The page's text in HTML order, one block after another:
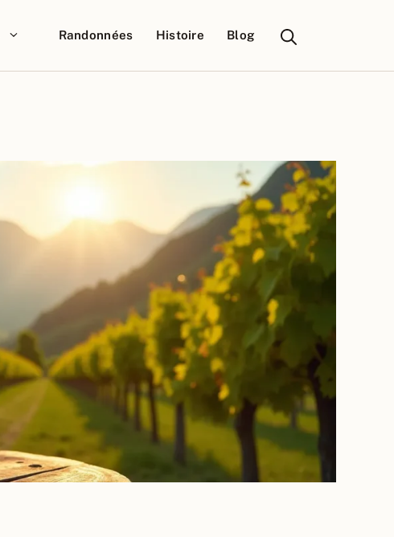
Randonnées Histoire Blog